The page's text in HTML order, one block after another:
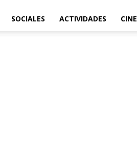
Actividadesartisticas.com
SOCIALES ACTIVIDADES CINE